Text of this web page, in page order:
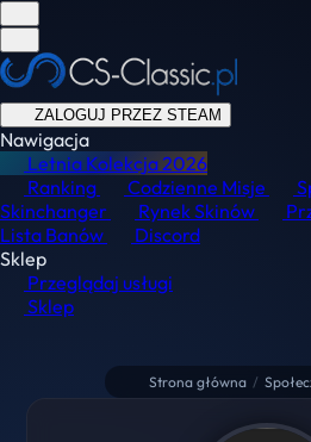
ZALOGUJ PRZEZ STEAM
Nawigacja
Letnia Kolekcja2026
Ranking
Codzienne Misje
Skinchanger
Rynek Skinów
Lista Banów
Discord
Sklep
Przeglądaj usługi
Sklep
Strona główna /